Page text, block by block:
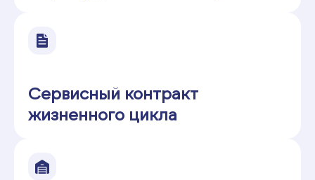
Сервисный контракт
жизненного цикла